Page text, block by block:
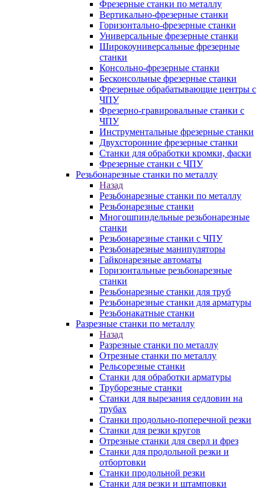
Фрезерные станки по металлу
Вертикально-фрезерные станки
Горизонтально-фрезерные станки
Универсальные фрезерные станки
Широкоуниверсальные фрезерные
станки
Консольно-фрезерные станки
Бесконсольные фрезерные станки
Фрезерные обрабатывающие центры с
ЧПУ
Фрезерно-гравировальные станки с
ЧПУ
Инструментальные фрезерные станки
Двухсторонние фрезерные станки
Станки для обработки кромки, фаски
Фрезерные станки с ЧПУ
Резьбонарезные станки по металлу
Назад
Резьбонарезные станки по металлу
Резьбонарезные станки
Многошпиндельные резьбонарезные
станки
Резьбонарезные станки с ЧПУ
Резьбонарезные манипуляторы
Гайконарезные автоматы
Горизонтальные резьбонарезные
станки
Резьбонарезные станки для труб
Резьбонарезные станки для арматуры
Резьбонакатные станки
Разрезные станки по металлу
Назад
Разрезные станки по металлу
Отрезные станки по металлу
Рельсорезные станки
Станки для обработки арматуры
Труборезные станки
Станки для вырезания седловин на
трубаx
Станки продольно-поперечной резки
Станки для резки кругов
Отрезные станки для сверл и фрез
Станки для продольной резки и
отбортовки
Станки продольной резки
Станки для резки и штамповки